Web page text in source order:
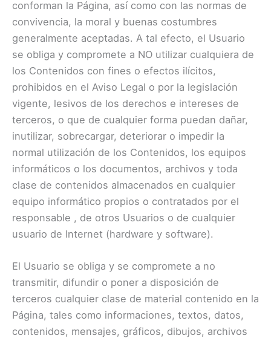
conforman la Página, así como con las normas de
convivencia, la moral y buenas costumbres
generalmente aceptadas. A tal efecto, el Usuario
se obliga y compromete a NO utilizar cualquiera de
los Contenidos con fines o efectos ilícitos,
prohibidos en el Aviso Legal o por la legislación
vigente, lesivos de los derechos e intereses de
terceros, o que de cualquier forma puedan dañar,
inutilizar, sobrecargar, deteriorar o impedir la
normal utilización de los Contenidos, los equipos
informáticos o los documentos, archivos y toda
clase de contenidos almacenados en cualquier
equipo informático propios o contratados por el
responsable , de otros Usuarios o de cualquier
usuario de Internet (hardware y software).
El Usuario se obliga y se compromete a no
transmitir, difundir o poner a disposición de
terceros cualquier clase de material contenido en la
Página, tales como informaciones, textos, datos,
contenidos, mensajes, gráficos, dibujos, archivos